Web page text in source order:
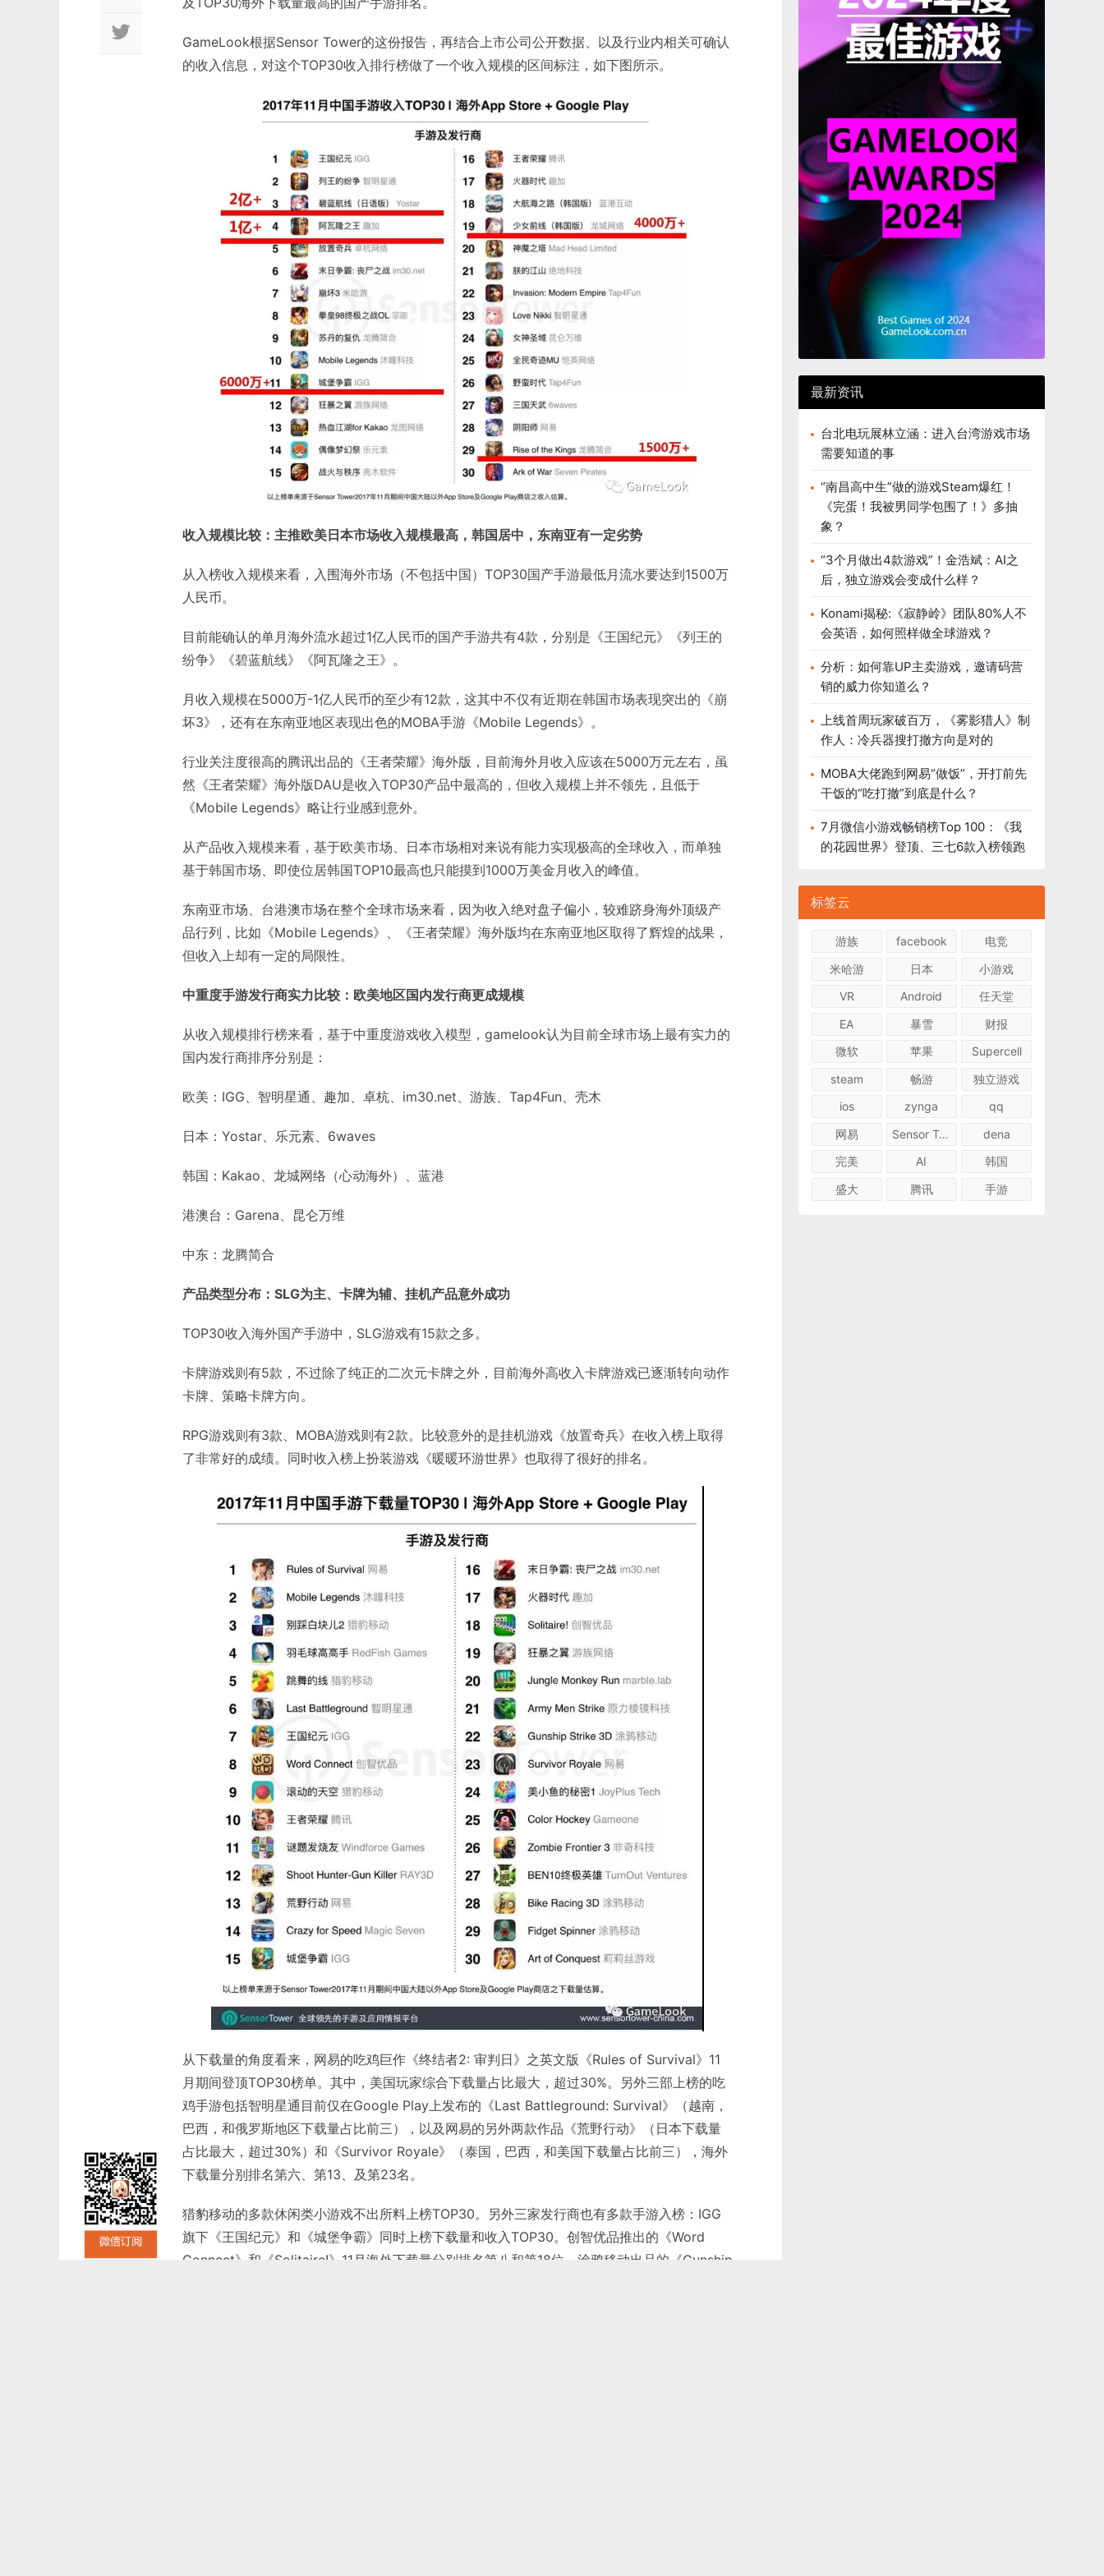
GameLook根据Sensor Tower的这份报告，再结合上市公司公开数据、以及行业内相关可确认
的收入信息，对这个TOP30收入排行榜做了一个收入规模的区间标注，如下图所示。
收入规模比较：主推欧美日本市场收入规模最高，韩国居中，东南亚有一定劣势
从入榜收入规模来看，入围海外市场（不包括中国）TOP30国产手游最低月流水要达到1500万
人民币。
目前能确认的单月海外流水超过1亿人民币的国产手游共有4款，分别是《王国纪元》《列王的
纷争》《碧蓝航线》《阿瓦隆之王》。
月收入规模在5000万-1亿人民币的至少有12款，这其中不仅有近期在韩国市场表现突出的《崩
坏3》，还有在东南亚地区表现出色的MOBA手游《Mobile Legends》。
行业关注度很高的腾讯出品的《王者荣耀》海外版，目前海外月收入应该在5000万元左右，虽
然《王者荣耀》海外版DAU是收入TOP30产品中最高的，但收入规模上并不领先，且低于
《Mobile Legends》略让行业感到意外。
从产品收入规模来看，基于欧美市场、日本市场相对来说有能力实现极高的全球收入，而单独
基于韩国市场、即使位居韩国TOP10最高也只能摸到1000万美金月收入的峰值。
东南亚市场、台港澳市场在整个全球市场来看，因为收入绝对盘子偏小，较难跻身海外顶级产
品行列，比如《Mobile Legends》、《王者荣耀》海外版均在东南亚地区取得了辉煌的战果，
但收入上却有一定的局限性。
中重度手游发行商实力比较：欧美地区国内发行商更成规模
从收入规模排行榜来看，基于中重度游戏收入模型，gamelook认为目前全球市场上最有实力的
国内发行商排序分别是：
欧美：IGG、智明星通、趣加、卓杭、im30.net、游族、Tap4Fun、壳木
日本：Yostar、乐元素、6waves
韩国：Kakao、龙城网络（心动海外）、蓝港
港澳台：Garena、昆仑万维
中东：龙腾简合
产品类型分布：SLG为主、卡牌为辅、挂机产品意外成功
TOP30收入海外国产手游中，SLG游戏有15款之多。
卡牌游戏则有5款，不过除了纯正的二次元卡牌之外，目前海外高收入卡牌游戏已逐渐转向动作
卡牌、策略卡牌方向。
RPG游戏则有3款、MOBA游戏则有2款。比较意外的是挂机游戏《放置奇兵》在收入榜上取得
了非常好的成绩。同时收入榜上扮装游戏《暖暖环游世界》也取得了很好的排名。
从下载量的角度看来，网易的吃鸡巨作《终结者2: 审判日》之英文版《Rules of Survival》11
月期间登顶TOP30榜单。其中，美国玩家综合下载量占比最大，超过30%。另外三部上榜的吃
鸡手游包括智明星通目前仅在Google Play上发布的《Last Battleground: Survival》（越南，
巴西，和俄罗斯地区下载量占比前三），以及网易的另外两款作品《荒野行动》（日本下载量
占比最大，超过30%）和《Survivor Royale》（泰国，巴西，和美国下载量占比前三），海外
下载量分别排名第六、第13、及第23名。
猎豹移动的多款休闲类小游戏不出所料上榜TOP30。另外三家发行商也有多款手游入榜：IGG
旗下《王国纪元》和《城堡争霸》同时上榜下载量和收入TOP30。创智优品推出的《Word
Connect》和《Solitaire!》11月海外下载量分别排名第八和第18位。涂鸦移动出品的《Gunship
最新资讯
台北电玩展林立涵：进入台湾游戏市场
需要知道的事
“南昌高中生”做的游戏Steam爆红！
《完蛋！我被男同学包围了！》多抽
象？
“3个月做出4款游戏”！金浩斌：AI之
后，独立游戏会变成什么样？
Konami揭秘:《寂静岭》团队80%人不
会英语，如何照样做全球游戏？
分析：如何靠UP主卖游戏，邀请码营
销的威力你知道么？
上线首周玩家破百万，《雾影猎人》制
作人：冷兵器搜打撤方向是对的
MOBA大佬跑到网易“做饭”，开打前先
干饭的“吃打撤”到底是什么？
7月微信小游戏畅销榜Top 100：《我
的花园世界》登顶、三七6款入榜领跑
标签云
游族 facebook
电竞
米哈游
日本
小游戏
VR
Android
任天堂
EA
暴雪
财报
微软
苹果
Supercell
steam
畅游
独立游戏
ios
zynga
qq
网易
Sensor Tower
dena
完美
AI
韩国
盛大
腾讯 手游